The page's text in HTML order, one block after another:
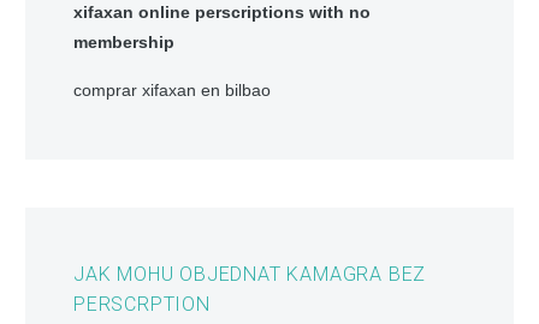
xifaxan online perscriptions with no
membership
comprar xifaxan en bilbao
JAK MOHU OBJEDNAT KAMAGRA BEZ
PERSCRPTION